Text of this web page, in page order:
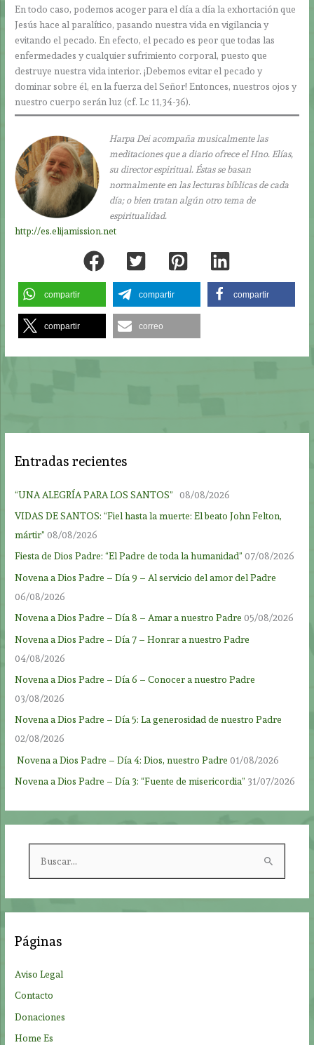
En todo caso, podemos acoger para el día a día la exhortación que
Jesús hace al paralítico, pasando nuestra vida en vigilancia y
evitando el pecado. En efecto, el pecado es peor que todas las
enfermedades y cualquier sufrimiento corporal, puesto que
destruye nuestra vida interior. ¡Debemos evitar el pecado y
dominar sobre él, en la fuerza del Señor! Entonces, nuestros ojos y
nuestro cuerpo serán luz (cf. Lc 11,34-36).
Harpa Dei acompaña musicalmente las
meditaciones que a diario ofrece el Hno. Elías,
su director espiritual. Éstas se basan
normalmente en las lecturas bíblicas de cada
día; o bien tratan algún otro tema de
espiritualidad.
http://es.elijamission.net
compartir compartir compartir
compartir correo
Entradas recientes
“UNA ALEGRÍA PARA LOS SANTOS”
08/08/2026
VIDAS DE SANTOS: “Fiel hasta la muerte: El beato John Felton,
mártir” 08/08/2026
Fiesta de Dios Padre: “El Padre de toda la humanidad” 07/08/2026
Novena a Dios Padre – Día 9 – Al servicio del amor del Padre
06/08/2026
Novena a Dios Padre – Día 8 – Amar a nuestro Padre 05/08/2026
Novena a Dios Padre – Día 7 – Honrar a nuestro Padre
04/08/2026
Novena a Dios Padre – Día 6 – Conocer a nuestro Padre
03/08/2026
Novena a Dios Padre – Día 5: La generosidad de nuestro Padre
02/08/2026
Novena a Dios Padre – Día 4: Dios, nuestro Padre 01/08/2026
Novena a Dios Padre – Día 3: “Fuente de misericordia” 31/07/2026
c
r
:
Páginas
Aviso Legal
Contacto
Donaciones
Home Es